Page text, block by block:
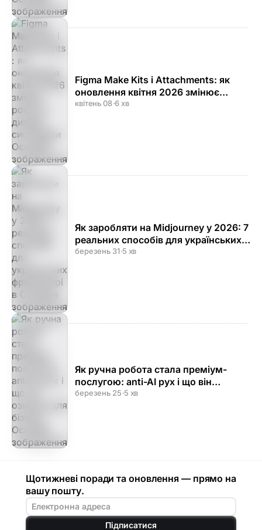
Figma Make Kits і Attachments: як
оновлення квітня 2026 змінює
роботу з дизайн-системами
квітень 08·6 хв
Як заробляти на Midjourney у 2026: 7
реальних способів для українських
фрилансерів
березень 31·5 хв
Як ручна робота стала преміум-
послугою: anti-AI рух і що він
означає для бізнесу
березень 25·5 хв
Щотижневі поради та оновлення — прямо на
вашу пошту.
Підписатися